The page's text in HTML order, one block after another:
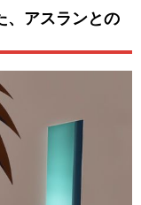
、アスランとの